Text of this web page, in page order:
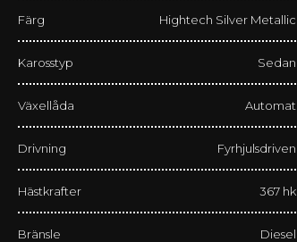
Färg Hightech Silver Metallic
Karosstyp Sedan
Växellåda Automat
Drivning Fyrhjulsdriven
Hästkrafter 367 hk
Bränsle Diesel